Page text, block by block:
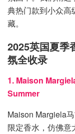
典热门款到小众高
藏。
2025英国夏季
氛全收录
1. Maison
Summer
Maison Margiela
限定香水，仿佛